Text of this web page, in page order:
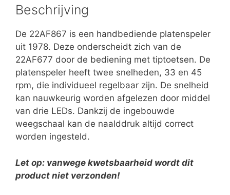
Beschrijving
De 22AF867 is een handbediende platenspeler
uit 1978. Deze onderscheidt zich van de
22AF677 door de bediening met tiptoetsen. De
platenspeler heeft twee snelheden, 33 en 45
rpm, die individueel regelbaar zijn. De snelheid
kan nauwkeurig worden afgelezen door middel
van drie LEDs. Dankzij de ingebouwde
weegschaal kan de naalddruk altijd correct
worden ingesteld.
Let op: vanwege kwetsbaarheid wordt dit
product niet verzonden!